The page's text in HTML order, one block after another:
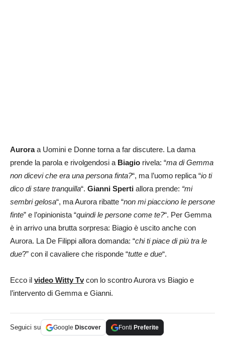
Auroraa Uomini e Donne torna a far discutere. La dama
prende la parola e rivolgendosi a Biagio rivela: “ma di Gemma
non dicevi che era una persona finta?“, ma l’uomo replica “io ti
dico di stare tranquilla“. Gianni Sperti allora prende: “mi
sembri gelosa“, ma Aurora ribatte “non mi piacciono le persone
finte” e l’opinionista “quindi le persone come te?“. Per Gemma
è in arrivo una brutta sorpresa: Biagio è uscito anche con
Aurora. La De Filippi allora domanda: “chi ti piace di più tra le
due?” con il cavaliere che risponde “tutte e due“.
Ecco il video Witty Tvcon lo scontro Aurora vs Biagio e
l’intervento di Gemma e Gianni.
Seguici su Google Discover Fonti Preferite